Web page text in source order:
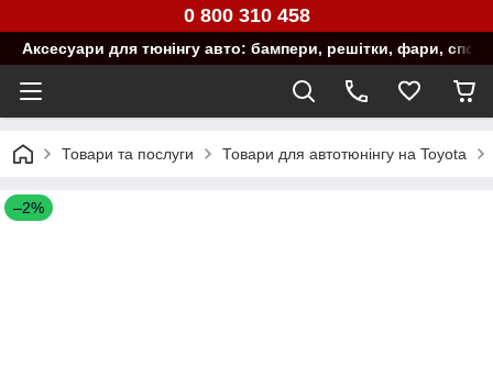
0 800 310 458
Аксесуари для тюнінгу авто: бампери, решітки, фари,
Товари та послуги Товари для автотюнінгу на Toyota
–2%